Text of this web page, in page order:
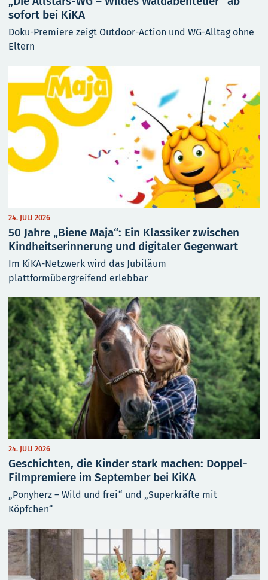
sofort bei KiKA
Doku-Premiere zeigt Outdoor-Action und WG-Alltag ohne
Eltern
24. JULI 2026
50 Jahre „Biene Maja“: Ein Klassiker zwischen
Kindheitserinnerung und digitaler Gegenwart
Im KiKA-Netzwerk wird das Jubiläum
plattformübergreifend erlebbar
24. JULI 2026
Geschichten, die Kinder stark machen: Doppel-
Filmpremiere im September bei KiKA
„Ponyherz – Wild und frei“ und „Superkräfte mit
Köpfchen“